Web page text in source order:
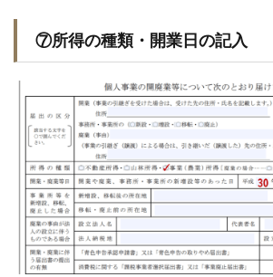
⑦所得の種類・開業日の記入